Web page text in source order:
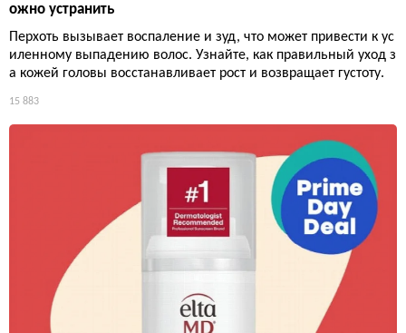
ожно устранить
Перхоть вызывает воспаление и зуд, что может привести к ус
иленному выпадению волос. Узнайте, как правильный уход з
а кожей головы восстанавливает рост и возвращает густоту.
15 883